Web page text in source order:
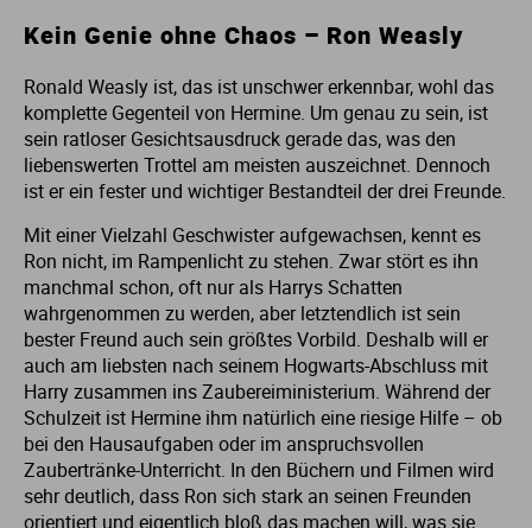
Kein Genie ohne Chaos – Ron Weasly
Ronald Weasly ist, das ist unschwer erkennbar, wohl das
komplette Gegenteil von Hermine. Um genau zu sein, ist
sein ratloser Gesichtsausdruck gerade das, was den
liebenswerten Trottel am meisten auszeichnet. Dennoch
ist er ein fester und wichtiger Bestandteil der drei Freunde.
Mit einer Vielzahl Geschwister aufgewachsen, kennt es
Ron nicht, im Rampenlicht zu stehen. Zwar stört es ihn
manchmal schon, oft nur als Harrys Schatten
wahrgenommen zu werden, aber letztendlich ist sein
bester Freund auch sein größtes Vorbild. Deshalb will er
auch am liebsten nach seinem Hogwarts-Abschluss mit
Harry zusammen ins Zaubereiministerium. Während der
Schulzeit ist Hermine ihm natürlich eine riesige Hilfe – ob
bei den Hausaufgaben oder im anspruchsvollen
Zaubertränke-Unterricht. In den Büchern und Filmen wird
sehr deutlich, dass Ron sich stark an seinen Freunden
orientiert und eigentlich bloß das machen will, was sie